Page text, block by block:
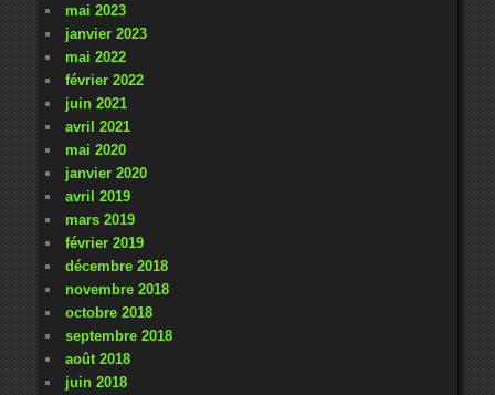
mai 2023
janvier 2023
mai 2022
février 2022
juin 2021
avril 2021
mai 2020
janvier 2020
avril 2019
mars 2019
février 2019
décembre 2018
novembre 2018
octobre 2018
septembre 2018
août 2018
juin 2018